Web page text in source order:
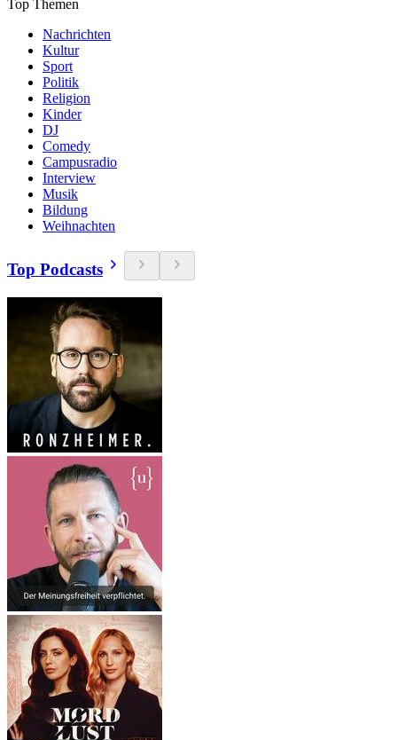
Top Themen
Nachrichten
Kultur
Sport
Politik
Religion
Kinder
DJ
Comedy
Campusradio
Interview
Musik
Bildung
Weihnachten
Top Podcasts